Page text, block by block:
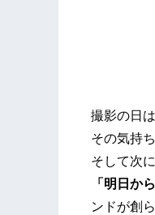
撮影の日
その気持
そして次
「明日か
ンドが創